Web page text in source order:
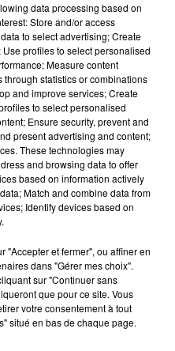
SOL annonce un nouvel
sa tournée mondiale
Lens dévoilent leur
tant attendue
DJ Snake changeait de
son premier...
data processing based on
Store and/or access
to select advertising; Create
profiles to select personalised
Measure content
statistics or combinations
and improve services; Create
to select personalised
Ensure security, prevent and
present advertising and content;
These technologies may
and browsing data to offer
based on information actively
Match and combine data from
Identify devices based on
"Accepter et fermer", ou affiner en
dans "Gérer mes choix".
sur "Continuer sans
que pour ce site. Vous
votre consentement à tout
situé en bas de chaque page.